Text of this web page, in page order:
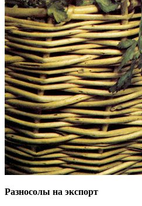
Разносолы на экспорт